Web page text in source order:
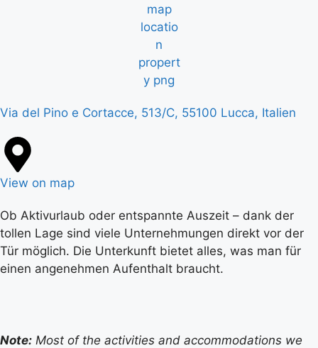
Via del Pino e Cortacce, 513/C, 55100 Lucca, Italien
View on map
Ob Aktivurlaub oder entspannte Auszeit – dank der
tollen Lage sind viele Unternehmungen direkt vor der
Tür möglich. Die Unterkunft bietet alles, was man für
einen angenehmen Aufenthalt braucht.
Note: Most of the activities and accommodations we